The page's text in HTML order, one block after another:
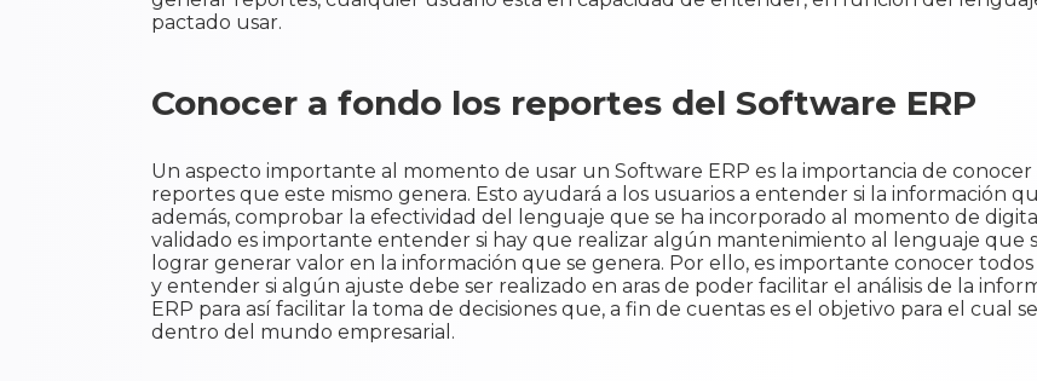
pactado usar.
Conocer a fondo los reportes del Software ERP
Un aspecto importante al momento de usar un Software ERP es la importancia de
reportes que este mismo genera. Esto ayudará a los usuarios a entender si la información
además, comprobar la efectividad del lenguaje que se ha incorporado al momento de
validado es importante entender si hay que realizar algún mantenimiento al lenguaje que
lograr generar valor en la información que se genera. Por ello, es importante conocer
y entender si algún ajuste debe ser realizado en aras de poder facilitar el análisis de la
ERP para así facilitar la toma de decisiones que, a fin de cuentas es el objetivo para el cual
dentro del mundo empresarial.